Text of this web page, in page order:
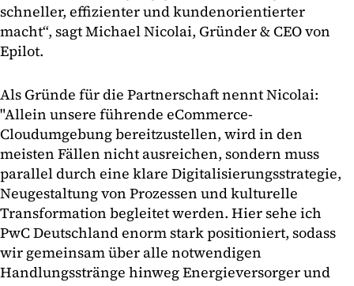
schneller, effizienter und kundenorientierter
macht“, sagt Michael Nicolai, Gründer & CEO von
Epilot.
Als Gründe für die Partnerschaft nennt Nicolai:
"Allein unsere führende eCommerce-
Cloudumgebung bereitzustellen, wird in den
meisten Fällen nicht ausreichen, sondern muss
parallel durch eine klare Digitalisierungsstrategie,
Neugestaltung von Prozessen und kulturelle
Transformation begleitet werden. Hier sehe ich
PwC Deutschland enorm stark positioniert, sodass
wir gemeinsam über alle notwendigen
Handlungsstränge hinweg Energieversorger und